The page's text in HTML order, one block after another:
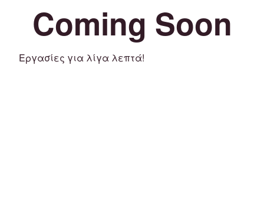
Coming Soon
Εργασίες για λίγα λεπτά!